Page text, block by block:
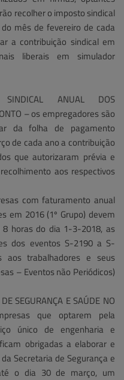
recolher o imposto sindical
mês de fevereiro de cada
a contribuição sindical em
liberais em simulador
SINDICAL ANUAL DOS
– os empregadores são
da folha de pagamento
de cada ano a contribuição
que autorizaram prévia e
aos respectivos
com faturamento anual
em 2016 (1º Grupo) devem
horas do dia 1-3-2018, as
dos eventos S-2190 a S-
aos trabalhadores e seus
– Eventos não Periódicos)
SEGURANÇA E SAÚDE NO
que optarem pela
único de engenharia e
obrigadas a elaborar e
Secretaria de Segurança e
o dia 30 de março, um